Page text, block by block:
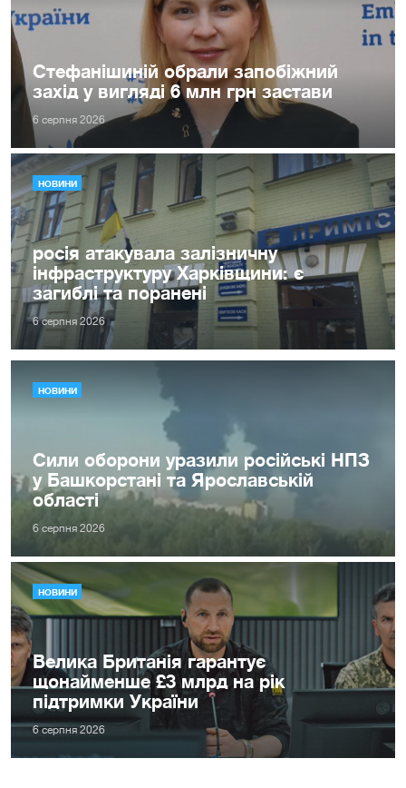
Стефанішиній обрали запобіжний
захід у вигляді 6 млн грн застави
6 серпня 2026
НОВИНИ
росія атакувала залізничну
інфраструктуру Харківщини: є
загиблі та поранені
6 серпня 2026
НОВИНИ
Сили оборони уразили російські НПЗ
у Башкорстані та Ярославській
області
6 серпня 2026
НОВИНИ
Велика Британія гарантує
щонайменше £3 млрд на рік
підтримки України
6 серпня 2026